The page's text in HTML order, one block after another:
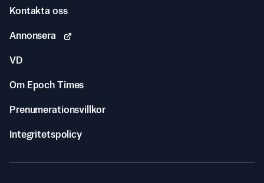
Kontakta oss
Annonsera
VD
Om Epoch Times
Prenumerationsvillkor
Integritetspolicy